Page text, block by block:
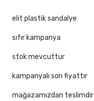
elit plastik sandalye
sıfır kampanya
stok mevcuttur
kampanyalı son fiyattır
mağazamızdan teslimdir